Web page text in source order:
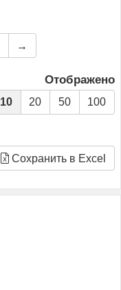
→
Отображено
10 20 50 100
Сохранить в Excel